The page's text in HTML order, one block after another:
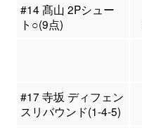
#14 髙山 2Pシュー
ト○(9点)
#17 寺坂 ディフェン
スリバウンド(1-4-5)